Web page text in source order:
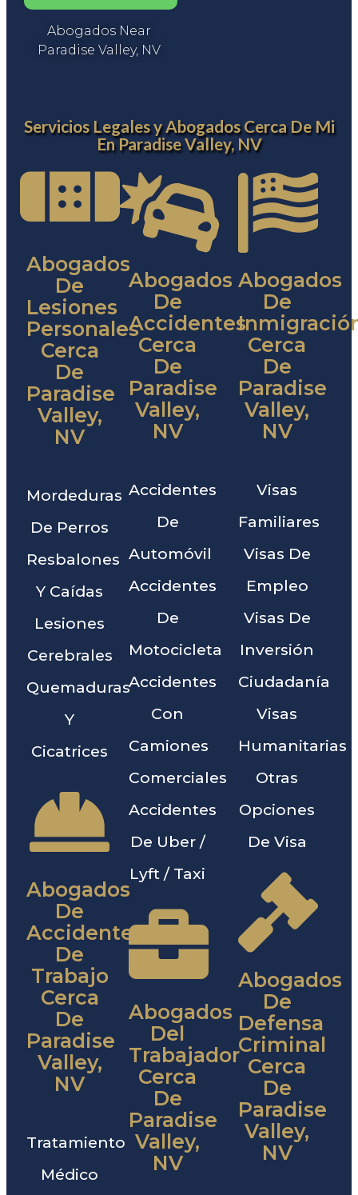
Abogados Near
Paradise Valley, NV
Servicios Legales y Abogados Cerca De Mi
En Paradise Valley, NV
Abogados
De
Lesiones
Personales
Cerca
De
Paradise
Valley,
NV
Mordeduras
De Perros
Resbalones
Y Caídas
Lesiones
Cerebrales
Quemaduras
Y
Cicatrices
Abogados
De
Accidentes
De
Trabajo
Cerca
De
Paradise
Valley,
NV
Tratamiento
Médico
Abogados
De
Accidentes
Cerca
De
Paradise
Valley,
NV
Accidentes
De
Automóvil
Accidentes
De
Motocicleta
Accidentes
Con
Camiones
Comerciales
Accidentes
De Uber /
Lyft / Taxi
Abogados
Del
Trabajador
Cerca
De
Paradise
Valley,
NV
Abogados
De
Cerca
De
Paradise
Valley,
NV
Visas
Familiares
Visas De
Empleo
Visas De
Inversión
Ciudadanía
Visas
Humanitarias
Otras
Opciones
De Visa
Abogados
De
Defensa
Criminal
Cerca
De
Paradise
Valley,
NV